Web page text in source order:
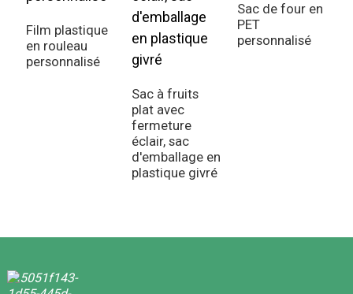
Film plastique
en rouleau
personnalisé
Sac à fruits
plat avec
fermeture
éclair, sac
d'emballage en
plastique givré
Sac de four en
PET
personnalisé